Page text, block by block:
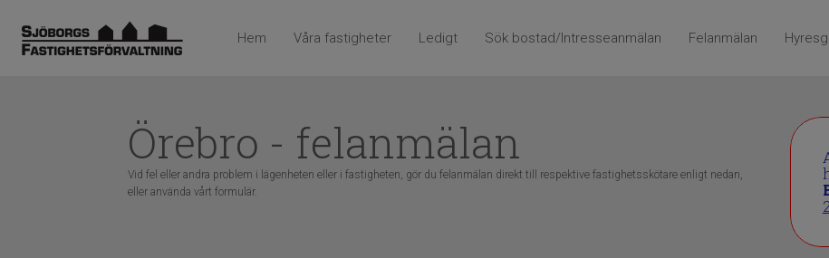
Hem Våra fastigheter Ledigt Sök bostad/Intresseanmälan Felanmälan
Örebro - felanmälan
Vid fel eller andra problem i lägenheten eller i fastigheten, gör du felanmälan direkt till respektive fastighetsskötare enligt nedan,
eller använda vårt formulär.